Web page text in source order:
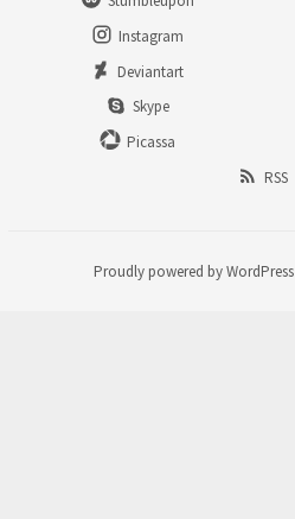
Instagram
Deviantart
Skype
Picassa
RSS
Proudly powered by WordPress